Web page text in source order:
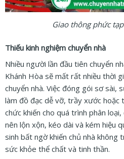
Giao thông phức
Thiếu kinh nghiệm chuyển nhà
Nhiều người lần đầu tiên chuyển
Khánh Hòa sẽ mất rất nhiều thời
chuyển nhà. Việc đóng gói sơ sài,
làm đồ đạc dễ vỡ, trầy xước hoặc
chức khiến cho quá trình phân
nên lộn xộn, kéo dài và kém hiệu
sinh bất ngờ khiến chủ nhà không
sức khỏe thể chất và tinh thần.